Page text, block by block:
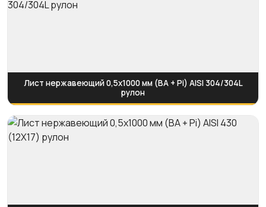
Лист нержавеющий 0,5х1000 мм (BA + Pi) AISI 304/304L
рулон